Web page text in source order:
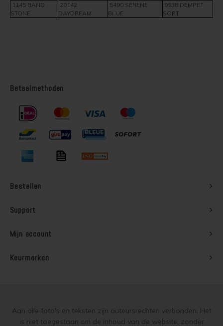
1145 BAND
STONE
20142
DAYDREAM
5490 SERENE
BLUE
9938 DEMPET
SORT
Betaalmethoden
Bestellen
Support
Mijn account
Keurmerken
Aan alle foto's en teksten zijn auteursrechten verbonden. Het
is niet toegestaan om de inhoud van de website, zonder